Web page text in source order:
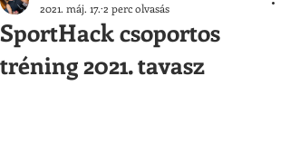
SportHack csoportos
tréning 2021. tavasz
2021. máj. 17. 2 perc olvasás